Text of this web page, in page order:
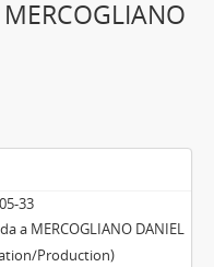
33
a MERCOGLIANO DANIEL
Production)